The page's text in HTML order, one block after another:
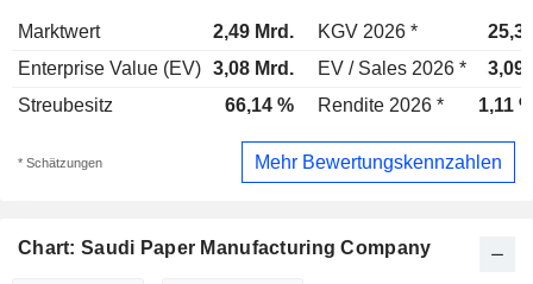
Marktwert 2,49 Mrd. KGV 2026 *
Enterprise Value (EV) 3,08 Mrd. EV / Sales 2026 *
Streubesitz
66,14 % Rendite 2026 * 1,11
* Schätzungen Mehr Bewertungskennzahlen
Chart: Saudi Paper Manufacturing Company